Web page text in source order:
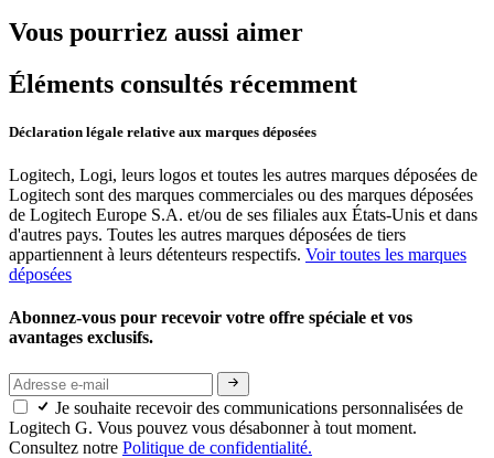
Vous pourriez aussi aimer
Éléments consultés récemment
Déclaration légale relative aux marques déposées
Logitech, Logi, leurs logos et toutes les autres marques déposées de
Logitech sont des marques commerciales ou des marques déposées
de Logitech Europe S.A. et/ou de ses filiales aux États-Unis et dans
d'autres pays. Toutes les autres marques déposées de tiers
appartiennent à leurs détenteurs respectifs. Voir toutes les marques
déposées
Abonnez-vous pour recevoir votre offre spéciale et vos
avantages exclusifs.
Je souhaite recevoir des communications personnalisées de
Logitech G. Vous pouvez vous désabonner à tout moment.
Consultez notre Politique de confidentialité.